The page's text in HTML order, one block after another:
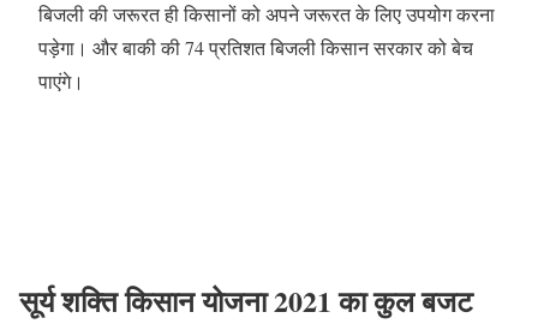
बिजली की जरूरत ही किसानों को अपने जरूरत के लिए उपयोग करना
पड़ेगा। और बाकी की 74 प्रतिशत बिजली किसान सरकार को बेच
पाएंगे।
सूर्य शक्ति किसान योजना 2021 का कुल बजट